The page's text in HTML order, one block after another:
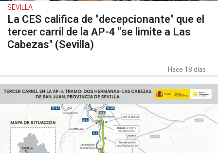
SEVILLA
La CES califica de "decepcionante" que el
tercer carril de la AP-4 "se limite a Las
Cabezas" (Sevilla)
Hace 18 días